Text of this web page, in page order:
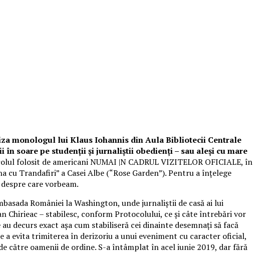
monologul lui Klaus Iohannis din Aula Bibliotecii Centrale
în soare pe studenții și jurnaliștii obedienți – sau aleși cu mare
folosit de americani NUMAI |N CADRUL VIZITELOR OFICIALE, în
Trandafiri” a Casei Albe (“Rose Garden”). Pentru a înțelege
care vorbeam.
României la Washington, unde jurnaliștii de casă ai lui
Chirieac – stabilesc, conform Protocolului, ce și câte întrebări vor
decurs exact așa cum stabiliseră cei dinainte desemnați să facă
a evita trimiterea în derizoriu a unui eveniment cu caracter oficial,
către oamenii de ordine. S-a întâmplat în acel iunie 2019, dar fără